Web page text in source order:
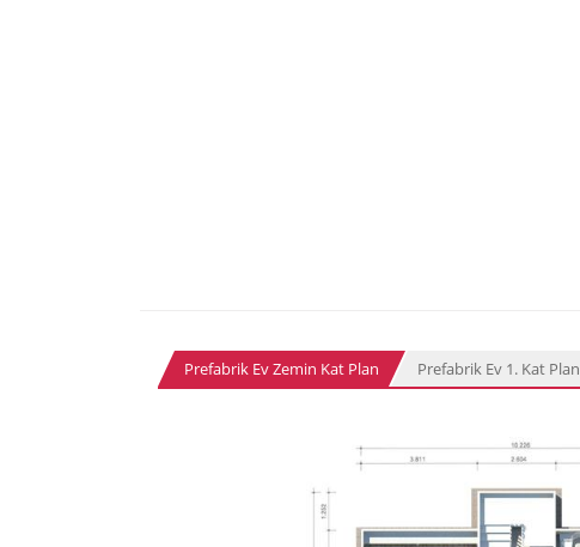
Prefabrik Ev Zemin Kat Plan Prefabrik Ev 1. Kat Plan